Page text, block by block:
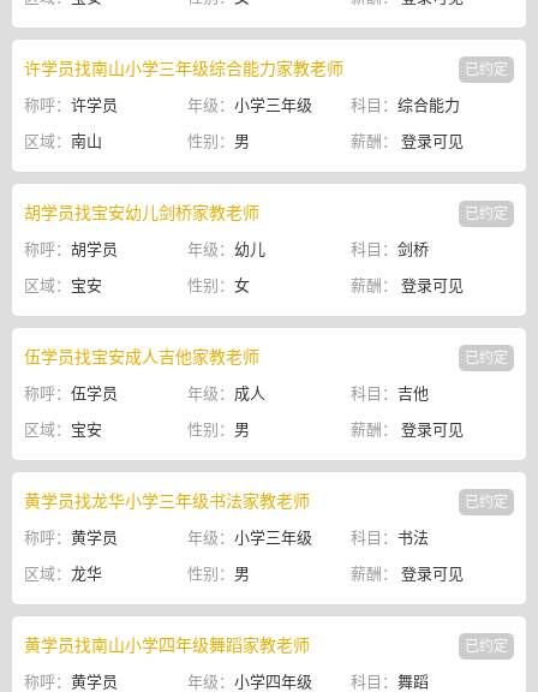
许学员找南山小学三年级综合能力家教老师 已约定
称呼： 许学员 年级： 小学三年级 科目： 综合能力
区域： 南山 性别： 男 薪酬： 登录可见
胡学员找宝安幼儿剑桥家教老师 已约定
称呼： 胡学员 年级： 幼儿 科目： 剑桥
区域： 宝安 性别： 女 薪酬： 登录可见
伍学员找宝安成人吉他家教老师 已约定
称呼： 伍学员 年级： 成人 科目： 吉他
区域： 宝安 性别： 男 薪酬： 登录可见
黄学员找龙华小学三年级书法家教老师 已约定
称呼： 黄学员 年级： 小学三年级 科目： 书法
区域： 龙华 性别： 男 薪酬： 登录可见
黄学员找南山小学四年级舞蹈家教老师 已约定
称呼： 黄学员 年级： 小学四年级 科目： 舞蹈